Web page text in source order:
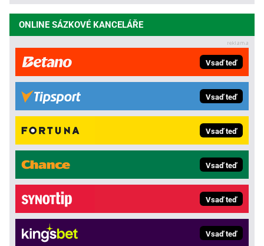
ONLINE SÁZKOVÉ KANCELÁŘE
Vsaď teď
Vsaď teď
Vsaď teď
Vsaď teď
Vsaď teď
Vsaď teď